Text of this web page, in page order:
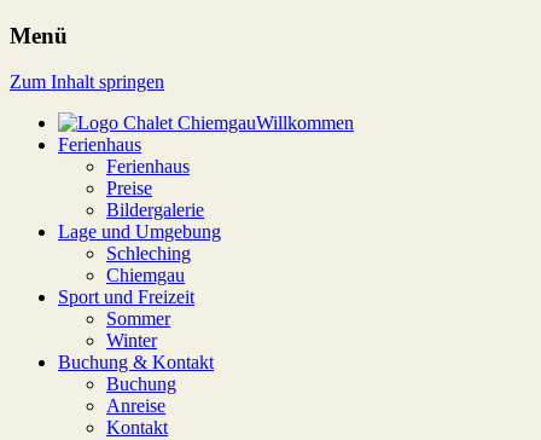
Chalet Chiemgau
Menü
Zum Inhalt springen
Willkommen
Ferienhaus
Ferienhaus
Preise
Bildergalerie
Lage und Umgebung
Schleching
Chiemgau
Sport und Freizeit
Sommer
Winter
Buchung & Kontakt
Buchung
Anreise
Kontakt